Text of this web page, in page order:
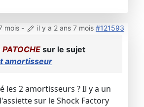
mois - il y a 2 ans 7 mois #121593
PATOCHE sur le sujet
amortisseur
les 2 amortisseurs ? Il y a un
sur le Shock Factory